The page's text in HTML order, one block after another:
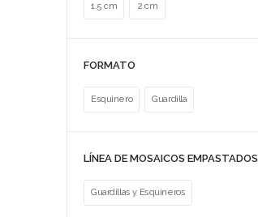
1.5 cm 2 cm
FORMATO
Esquinero Guardilla
LÍNEA DE MOSAICOS EMPASTADOS
Guardillas y Esquineros